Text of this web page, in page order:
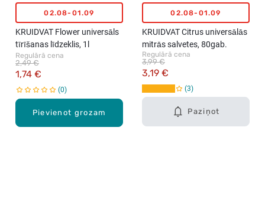
Pievienot grozam
02.08-01.09
KRUIDVAT Flower universāls
tīrīšanas līdzeklis, 1l
Regulārā cena
1,74 €
2,49 €
0
Paziņot
02.08-01.09
KRUIDVAT Citrus universālās
mitrās salvetes, 80gab.
Regulārā cena
3,19 €
3,99 €
3